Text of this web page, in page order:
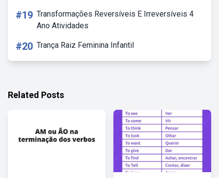
#19 Transformações Reversíveis E Irreversíveis 4
Ano Atividades
#20 Trança Raiz Feminina Infantil
Related Posts